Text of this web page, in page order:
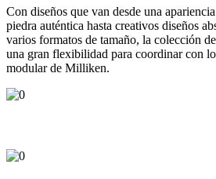
Con diseños que van desde una
piedra auténtica hasta creativos diseños
varios formatos de tamaño, la colección
una gran flexibilidad para coordinar con
modular de Milliken.